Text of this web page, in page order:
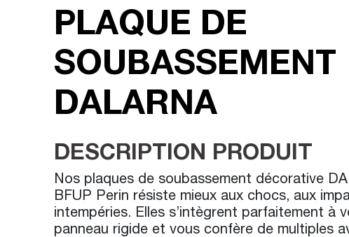
PLAQUE DE
SOUBASSEMENT
DALARNA
DESCRIPTION PRODUIT
Nos plaques de soubassement décorative
BFUP Perin résiste mieux aux chocs, aux
intempéries. Elles s’intègrent parfaitement à
panneau rigide et vous confère de multiples